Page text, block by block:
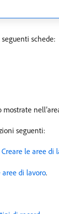
schede:
seguenti:
Creare le aree di
di lavoro.